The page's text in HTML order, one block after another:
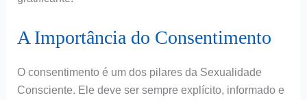
A Importância do Consentimento
O consentimento é um dos pilares da Sexualidade
Consciente. Ele deve ser sempre explícito, informado e